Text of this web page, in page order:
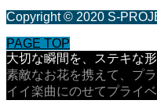
Copyright © 2020 S-
PAGE TOP
大切な瞬間を、ステキな
素敵なお花を携えて、プ
イイ楽曲にのせてプライ